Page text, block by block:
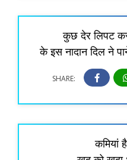
कुछ देर लिपट
के इस नादान दिल ने
SHARE:
कमियां